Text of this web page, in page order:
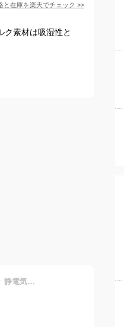
と在庫を楽天でチェック >>
ク素材は吸湿性と
セール シルク 絹 メンズ スパッツ レギンス 前開き 温かい 冷え取り 静電気 しっとり ゆったり フィット ゴム インナー ももひき ステテコ 男性 紳士 ロング タイツ 無地 薄手 大きいサイズ L LL 3L 4L 保湿 父の日 プレゼント ギフト